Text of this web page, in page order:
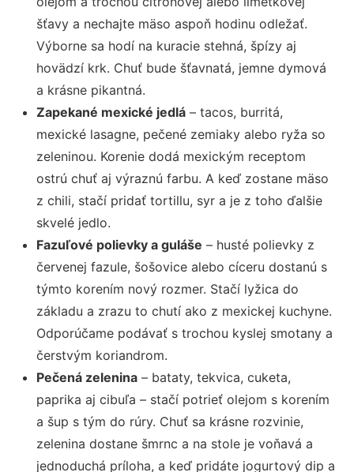
šťavy a nechajte mäso aspoň hodinu odležať.
Výborne sa hodí na kuracie stehná, špízy aj
hovädzí krk. Chuť bude šťavnatá, jemne dymová
a krásne pikantná.
Zapekané mexické jedlá – tacos, burritá,
mexické lasagne, pečené zemiaky alebo ryža so
zeleninou. Korenie dodá mexickým receptom
ostrú chuť aj výraznú farbu. A keď zostane mäso
z chili, stačí pridať tortillu, syr a je z toho ďalšie
skvelé jedlo.
Fazuľové polievky a guláše – husté polievky z
červenej fazule, šošovice alebo cíceru dostanú s
týmto korením nový rozmer. Stačí lyžica do
základu a zrazu to chutí ako z mexickej kuchyne.
Odporúčame podávať s trochou kyslej smotany a
čerstvým koriandrom.
Pečená zelenina – bataty, tekvica, cuketa,
paprika aj cibuľa – stačí potrieť olejom s korením
a šup s tým do rúry. Chuť sa krásne rozvinie,
zelenina dostane šmrnc a na stole je voňavá a
jednoduchá príloha, a keď pridáte jogurtový dip a